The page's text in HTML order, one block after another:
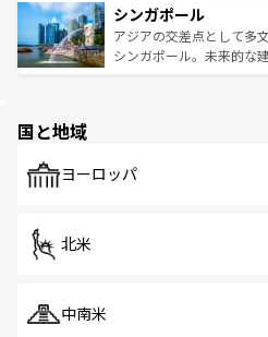
参照してほしい。
激する。気候は一年中温
が待っている。親しみや
た文化、そして多様な観
み、どこを訪れても感動
ており、効率よく見どこ
うな絶景から文化的な体
シンガポール
アジアの交差点として多
シンガポール。未来的な
で、ホーカーズは地元の
国と地域
ヨーロッパ
北米
中南米